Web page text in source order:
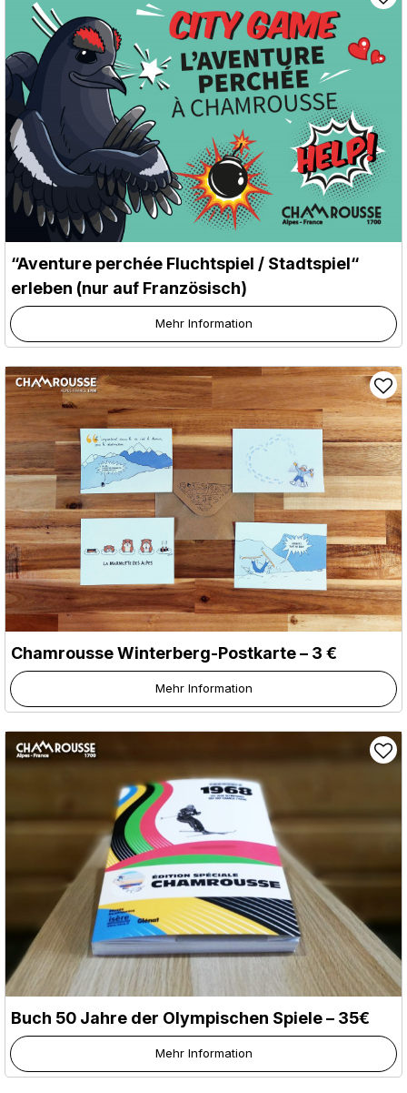
“Aventure perchée Fluchtspiel / Stadtspiel“
erleben (nur auf Französisch)
Mehr Information
Chamrousse Winterberg-Postkarte – 3 €
Mehr Information
Buch 50 Jahre der Olympischen Spiele – 35€
Mehr Information